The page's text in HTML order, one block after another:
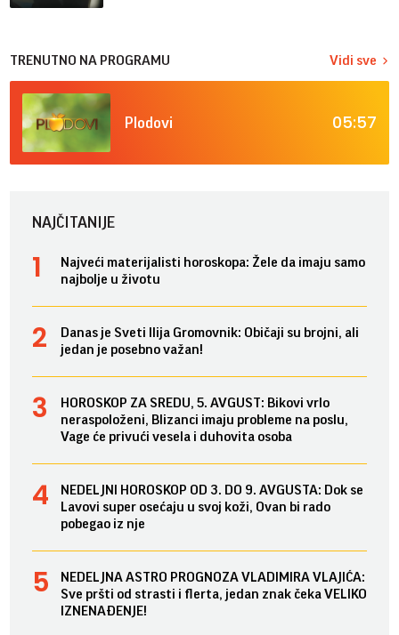
TRENUTNO NA PROGRAMU Vidi sve
Plodovi 05:57
NAJČITANIJE
Najveći materijalisti horoskopa: Žele da imaju samo
najbolje u životu
Danas je Sveti Ilija Gromovnik: Običaji su brojni, ali
jedan je posebno važan!
HOROSKOP ZA SREDU, 5. AVGUST: Bikovi vrlo
neraspoloženi, Blizanci imaju probleme na poslu,
Vage će privući vesela i duhovita osoba
NEDELJNI HOROSKOP OD 3. DO 9. AVGUSTA: Dok se
Lavovi super osećaju u svoj koži, Ovan bi rado
pobegao iz nje
NEDELJNA ASTRO PROGNOZA VLADIMIRA VLAJIĆA:
Sve pršti od strasti i flerta, jedan znak čeka VELIKO
IZNENAĐENJE!